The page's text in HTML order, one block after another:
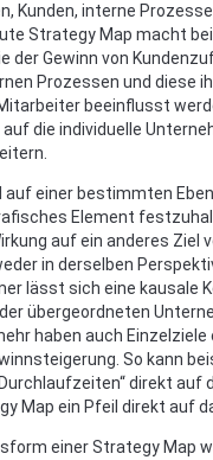
Kunden, interne
Strategy Map macht
der Gewinn von
Prozessen und diese
beeinflusst
auf die individuelle
auf einer bestimmten
Element
auf ein anderes Ziel
in derselben
lässt sich eine kausale
übergeordneten
haben auch Einzelziele
So kann
direkt auf
Map ein Pfeil direkt auf
einer Strategy Map